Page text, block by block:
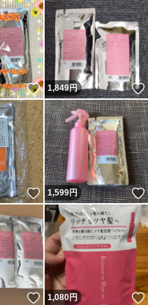
いいね！
1,849円
いいね！
1,599円
いいね！
1,080円